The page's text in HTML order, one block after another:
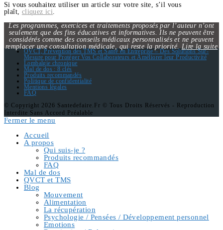
Si vous souhaitez utiliser un article sur votre site, s’il vous
plaît, cliquez ici
Les programmes, exercices et traitements proposés par l’auteur n’ont
seulement que des fins éducatives et informatives. Ils ne peuvent être
considérés comme des conseils médicaux personnalisés et ne peuvent
remplacer une consultation médicale, qui reste la priorité. Lire la suite
QVCT, Prévention des TMS et Santé en Entreprise – Des Solutions Sur-
Mesure pour Protéger Vos Collaborateurs et Améliorer leur Productivité
Lombalgie chronique
Mal de dos : 8 clés
Produits recommandés
Politique de confidentialité
Mentions légales
FAQ
© Copyright 2026 Santedefaire.fr © Tous Droits Réservés - Reproduction
Interdite Sans Accord Préalable
Fermer le menu
Accueil
A propos
Qui suis-je ?
Produits recommandés
FAQ
Mal de dos
QVCT et TMS
Blog
Mouvement
Alimentation
La récupération
Psychologie / Pensées / Développement personnel
Emotions